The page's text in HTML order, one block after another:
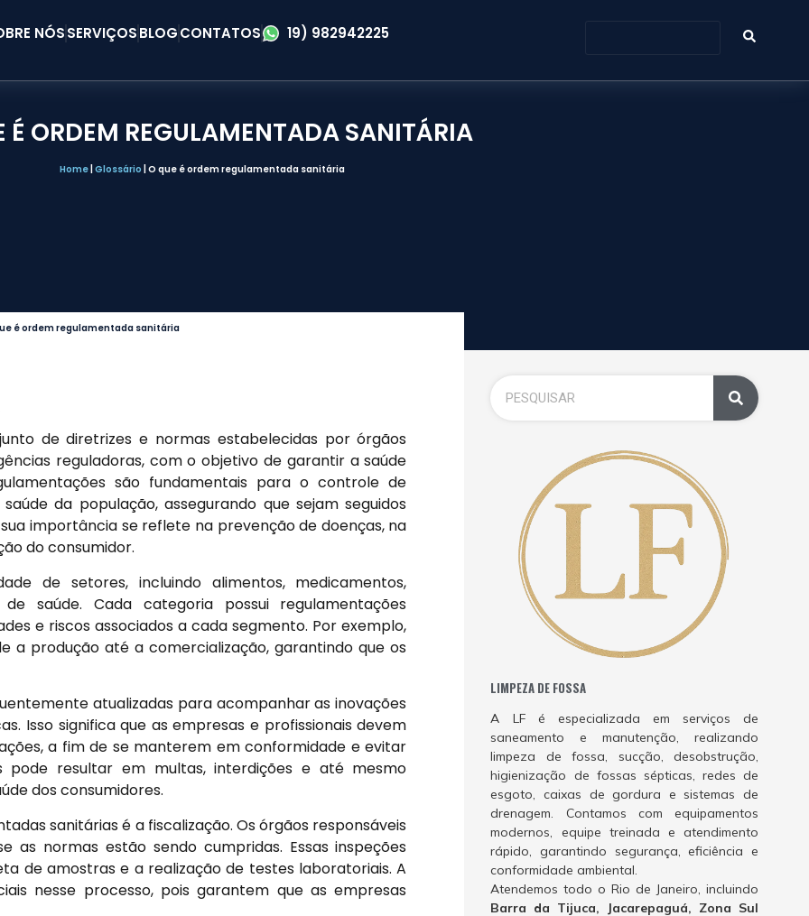
NÓSSERVIÇOSBLOGCONTATOS 19) 982942225
É ORDEM REGULAMENTADA SANITÁRIA
Home Glossário O que é ordem regulamentada sanitária
é ordem regulamentada sanitária
de diretrizes e normas estabelecidas por órgãos
reguladoras, com o objetivo de garantir a saúde
são fundamentais para o controle de
da população, assegurando que sejam seguidos
importância se reflete na prevenção de doenças, na
do consumidor.
de setores, incluindo alimentos, medicamentos,
saúde. Cada categoria possui regulamentações
e riscos associados a cada segmento. Por exemplo,
a produção até a comercialização, garantindo que os
atualizadas para acompanhar as inovações
Isso significa que as empresas e profissionais devem
a fim de se manterem em conformidade e evitar
pode resultar em multas, interdições e até mesmo
dos consumidores.
sanitárias é a fiscalização. Os órgãos responsáveis
as normas estão sendo cumpridas. Essas inspeções
de amostras e a realização de testes laboratoriais. A
nesse processo, pois garantem que as empresas
LIMPEZA DE FOSSA
A LF é especializada em serviços de
saneamento e manutenção, realizando
limpeza de fossa, sucção, desobstrução,
higienização de fossas sépticas, redes de
esgoto, caixas de gordura e sistemas de
drenagem. Contamos com equipamentos
modernos, equipe treinada e atendimento
rápido, garantindo segurança, eficiência e
conformidade ambiental.
Atendemos todo o Rio de Janeiro, incluindo
Barra da Tijuca, Jacarepaguá, Zona Sul